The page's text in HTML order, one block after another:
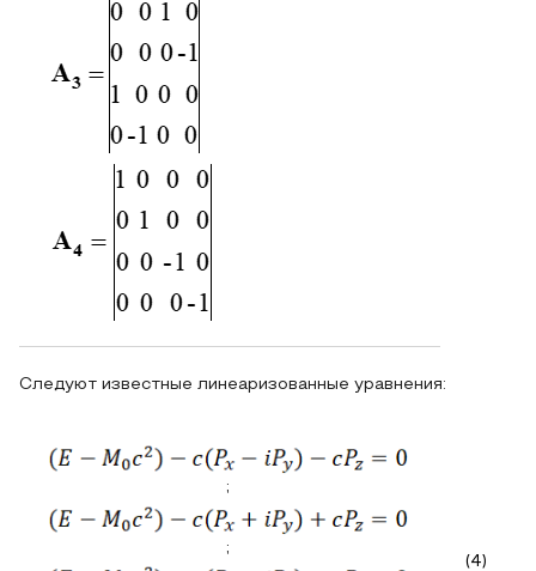
Следуют известные линеаризованные уравнения:
;
;
(4)